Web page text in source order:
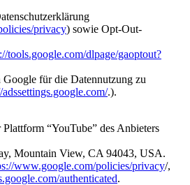
privacy) sowie Opt-Out-
tools.google.com/dlpage/gaoptout?
für die Datennutzung zu
adssettings.google.com/.).
“YouTube” des Anbieters
Mountain View, CA 94043, USA.
www.google.com/policies/privacy/,
authenticated.